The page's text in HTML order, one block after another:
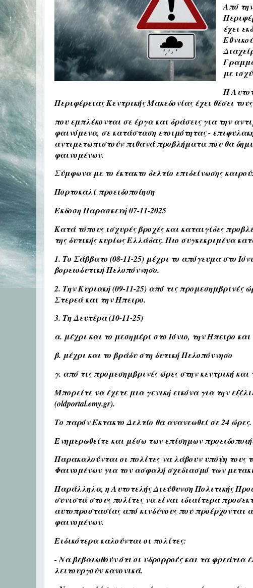
Από
έχει
με
Η
Περιφέρειας Κεντρικής Μακεδονίας έχει θέσει
που εμπλέκονται σε έργα και δράσεις για την
φαινόμενα, σε κατάσταση ετοιμότητας -
αντιμετωπιστούν πιθανά προβλήματα που θα
φαινομένων.
Σύμφωνα με το έκτακτο δελτίο επιδείνωσης καιρού:
Πορτοκαλί προειδοποίηση
Έκδοση Παρασκευή 07-11-2025
Κατά τόπους ισχυρές βροχές και καταιγίδες
της δυτικής κυρίως Ελλάδας. Πιο συγκεκριμένα
1. Το Σάββατο (08-11-25) μέχρι το απόγευμα στο
βορειοδυτική Πελοπόννησο.
2. Την Κυριακή (09-11-25) από τις προμεσημβρινές
Στερεά και την Ήπειρο.
3. Τη Δευτέρα (10-11-25)
α. μέχρι και το μεσημέρι στο Ιόνιο, την Ήπειρο
β. μέχρι και το βράδυ στη δυτική Πελοπόννησο
γ. από τις προμεσημβρινές ώρες στην κεντρική
Μπορείτε να έχετε μια γενική εικόνα για την
(oldportal.emy.gr).
Το παρόν Έκτακτο Δελτίο θα ανανεωθεί σε 24 ώρες.
Ενημερωθείτε και μέσω των επίσημων
Παρακαλούνται οι πολίτες να λάβουν υπόψη τους
Φαινομένων για τον ασφαλή σχεδιασμό των
Παράλληλα, η Αυτοτελής Διεύθυνση Πολιτικής
συνιστά στους πολίτες να είναι ιδιαίτερα
αυτοπροστασίας από κινδύνους που προέρχονται
φαινομένων.
Ειδικότερα καλούνται οι πολίτες:
- Να βεβαιωθούν ότι οι υδρορροές και τα φρεάτια
λειτουργούν κανονικά.